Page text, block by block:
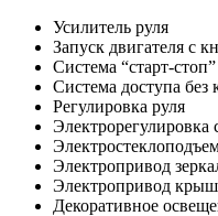
Усилитель руля
Запуск двигателя с
Система “старт-стоп”
Система доступа без
Регулировка руля
Электрорегулировка
Электропривод
Электропривод
Декоративное